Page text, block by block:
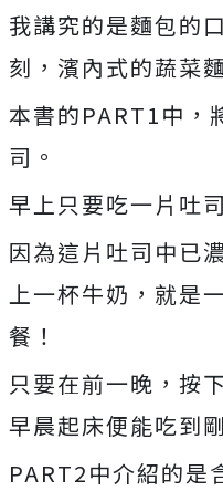
我講究的是麵包的
刻，濱內式的蔬菜
本書的PART1中，
司。
早上只要吃一片吐
因為這片吐司中已
上一杯牛奶，就是
餐！
只要在前一晚，按
早晨起床便能吃到
PART2中介紹的是